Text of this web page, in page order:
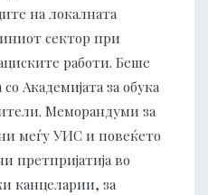
на локалната
сектор при
работи. Беше
Академијата за обука
Меморандуми за
меѓу УИС и повеќето
претпријатија во
канцеларии, за